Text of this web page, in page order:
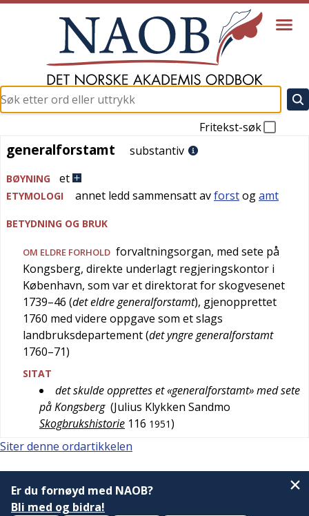
Fritekst-søk
generalforstamt
generalforstamt substantiv
BØYNING et
ETYMOLOGI annet ledd sammensatt avforstogamt
BETYDNING OG BRUK
OM ELDRE FORHOLD forvaltningsorgan, med sete på
Kongsberg, direkte underlagt regjeringskontor i
København, som var et direktorat for skogvesenet
1739–46 (det eldre generalforstamt), gjenopprettet
1760 med videre oppgave som et slags
landbruksdepartement (det yngre generalforstamt
1760–71)
SITAT
det skulde opprettes et «generalforstamt» med sete
på Kongsberg (Julius Klykken Sandmo
Skogbrukshistorie 116 1951)
Siter denne ordartikkelen
Er du fornøyd med NAOB?
Bli med og bidra!